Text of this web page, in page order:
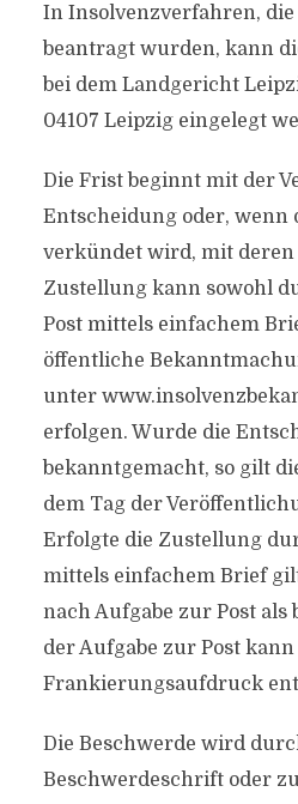
In Insolvenzverfahren, die
beantragt wurden, kann
bei dem Landgericht
04107 Leipzig eingelegt
Die Frist beginnt mit der
Entscheidung oder, wenn
verkündet wird, mit deren
Zustellung kann sowohl
Post mittels einfachem
öffentliche
unter
erfolgen. Wurde die
bekanntgemacht, so gilt
dem Tag der
Erfolgte die Zustellung
mittels einfachem Brief
nach Aufgabe zur Post als
der Aufgabe zur Post
Frankierungsaufdruck
Die Beschwerde wird
Beschwerdeschrift oder